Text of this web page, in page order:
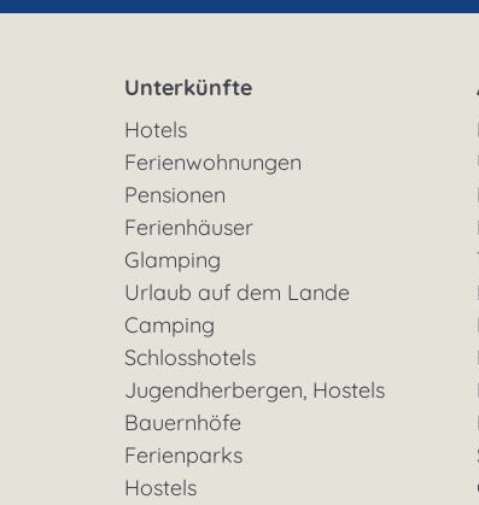
Unterkünfte
Hotels
Ferienwohnungen
Pensionen
Ferienhäuser
Glamping
Urlaub auf dem Lande
Camping
Schlosshotels
Jugendherbergen, Hostels
Bauernhöfe
Ferienparks
Hostels